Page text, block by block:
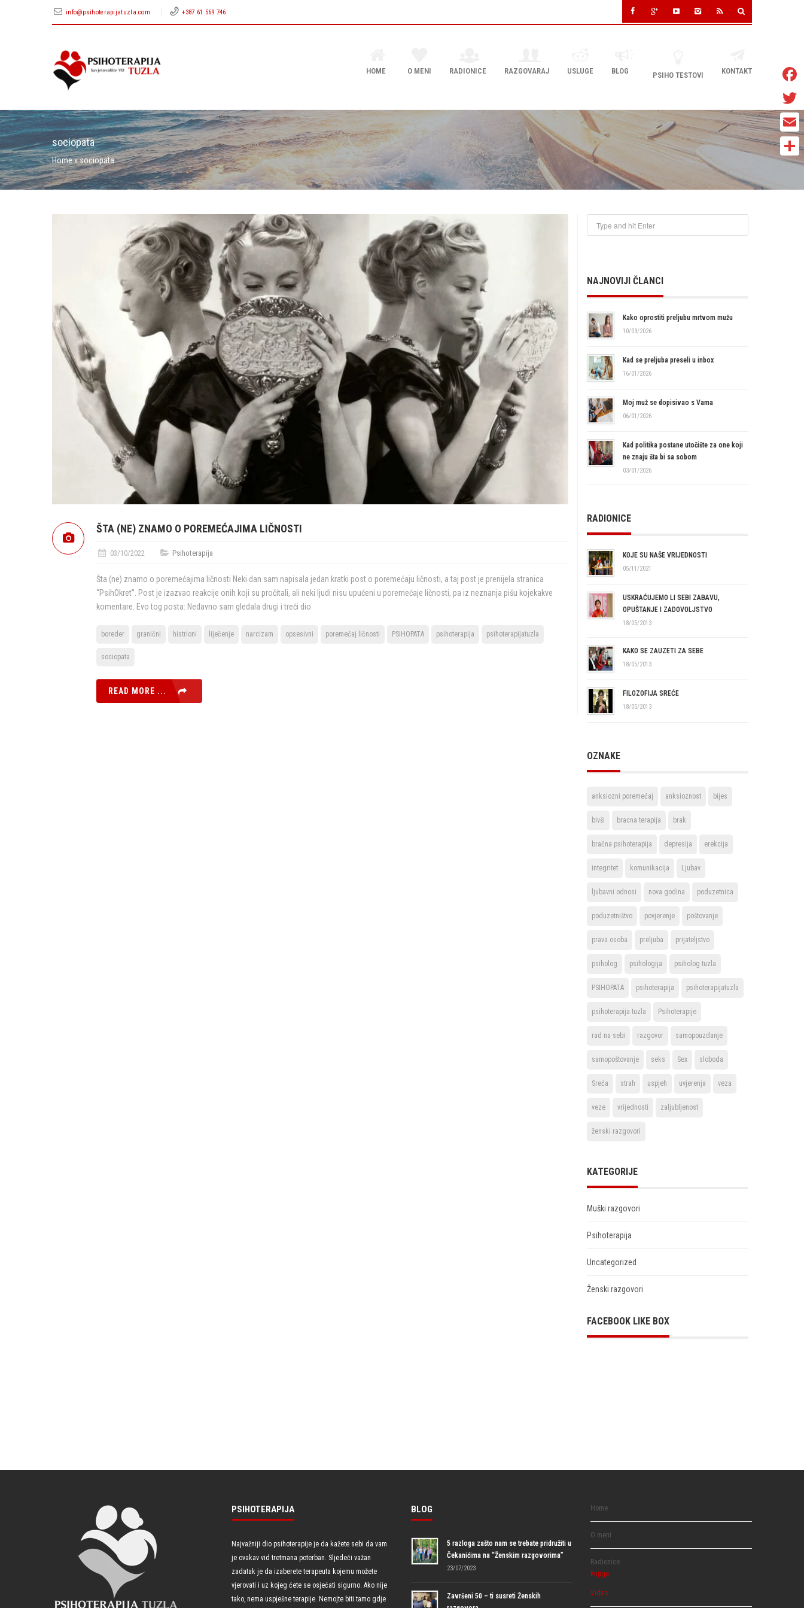
info@psihoterapijatuzla.com +387 61 569 746
HOME O MENI RADIONICE RAZGOVARAJ USLUGE BLOG PSIHO TESTOVI KONTAKT
sociopata
Home»sociopata
ŠTA (NE) ZNAMO O POREMEĆAJIMA LIČNOSTI
03/10/2022 Psihoterapija
Šta (ne) znamo o poremećajima ličnosti Neki dan sam napisala jedan kratki post o poremećaju ličnosti, a taj post je prenijela stranica
“PsihOkret”. Post je izazvao reakcije onih koji su pročitali, ali neki ljudi nisu upućeni u poremećaje ličnosti, pa iz neznanja pišu kojekakve
komentare. Evo tog posta: Nedavno sam gledala drugi i treći dio
boreder granični histrioni liječenje narcizam opsesivni poremećaj ličnosti PSIHOPATA psihoterapija psihoterapijatuzla
sociopata
READ MORE ...
NAJNOVIJI ČLANCI
Kako oprostiti preljubu mrtvom mužu
10/03/2026
Kad se preljuba preseli u inbox
16/01/2026
Moj muž se dopisivao s Vama
06/01/2026
Kad politika postane utočište za one koji
ne znaju šta bi sa sobom
03/01/2026
RADIONICE
KOJE SU NAŠE VRIJEDNOSTI
05/11/2021
USKRAĆUJEMO LI SEBI ZABAVU,
OPUŠTANJE I ZADOVOLJSTVO
18/05/2013
KAKO SE ZAUZETI ZA SEBE
18/05/2013
FILOZOFIJA SREĆE
18/05/2013
OZNAKE
anksiozni poremećaj anksioznost bijes
bivši bracna terapija brak
bračna psihoterapija depresija erekcija
integritet komunikacija Ljubav
ljubavni odnosi nova godina poduzetnica
poduzetništvo povjerenje poštovanje
prava osoba preljuba prijateljstvo
psiholog psihologija psiholog tuzla
PSIHOPATA psihoterapija psihoterapijatuzla
psihoterapija tuzla Psihoterapije
rad na sebi razgovor samopouzdanje
samopoštovanje seks Sex sloboda
Sreća strah uspjeh uvjerenja veza
veze vrijednosti zaljubljenost
ženski razgovori
KATEGORIJE
Muški razgovori
Psihoterapija
Uncategorized
Ženski razgovori
FACEBOOK LIKE BOX
PSIHOTERAPIJA
Najvažniji dio psihoterapije je da kažete sebi da vam
je ovakav vid tretmana poterban. Sljedeći važan
zadatak je da izaberete terapeuta kojemu možete
vjerovati i uz kojeg ćete se osjećati sigurno. Ako nije
tako, nema uspješne terapije. Nemojte biti tamo gdje
BLOG
5 razloga zašto nam se trebate pridružiti u
Čekanićima na “Ženskim razgovorima”
23/07/2023
Završeni 50 – ti susreti Ženskih
Home
O meni
Radionice
Knjige
Video
Twitter
Email
Share